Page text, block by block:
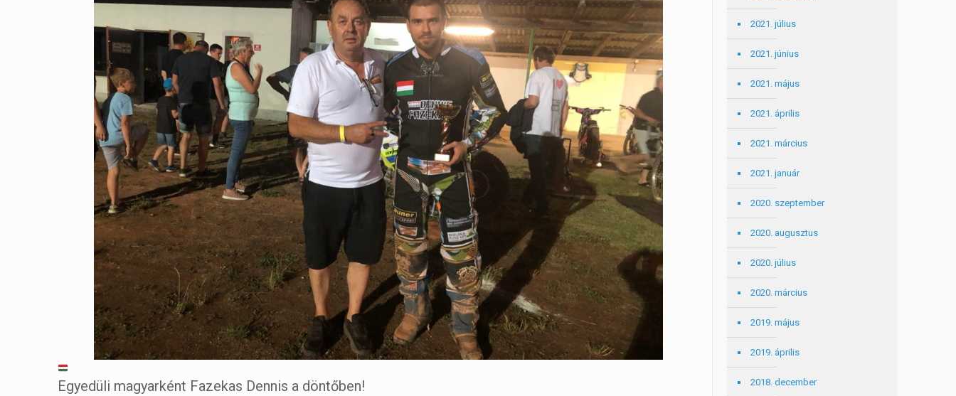
Egyedüli magyarként Fazekas Dennis a döntőben!
2021. július
2021. június
2021. május
2021. április
2021. március
2021. január
2020. szeptember
2020. augusztus
2020. július
2020. március
2019. május
2019. április
2018. december